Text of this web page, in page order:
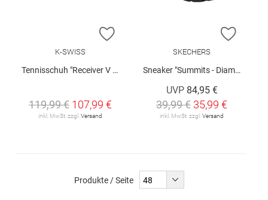
ZUR WUNSCHLISTE HINZUFÜGEN
K-SWISS
Tennisschuh "Receiver V Carpet"
119,99 € 107,99 €
inkl. MwSt. zzgl.Versand
ZUR
SKECHERS
Sneaker "Summits - Diamond Dream"
UVP 84,95 €
39,99 € 35,99 €
inkl. MwSt. zzgl.Versand
Produkte / Seite